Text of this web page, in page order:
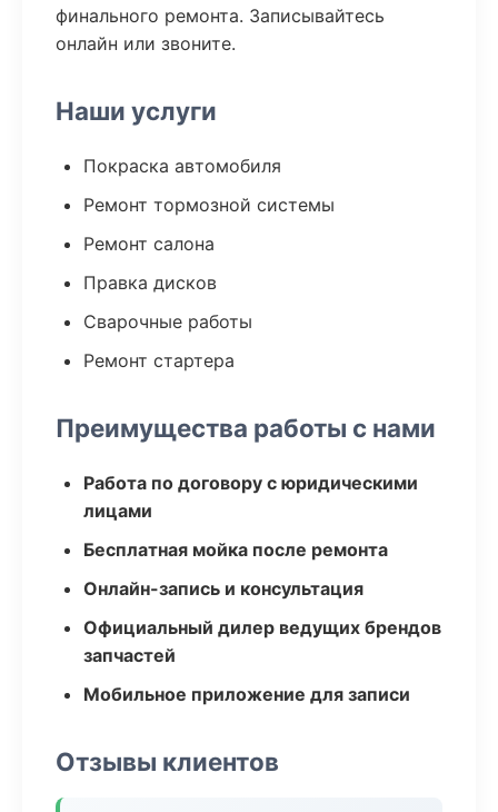
финального ремонта. Записывайтесь
онлайн или звоните.
Наши услуги
Покраска автомобиля
Ремонт тормозной системы
Ремонт салона
Правка дисков
Сварочные работы
Ремонт стартера
Преимущества работы с нами
Работа по договору с юридическими
лицами
Бесплатная мойка после ремонта
Онлайн-запись и консультация
Официальный дилер ведущих брендов
запчастей
Мобильное приложение для записи
Отзывы клиентов